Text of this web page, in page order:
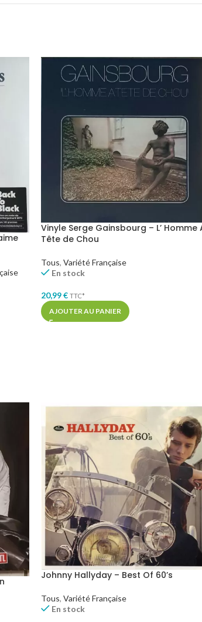
Vinyle Serge Gainsbourg – L’ Homme
Tête de Chou
Tous, Variété Française
En stock
20,99€ TTC*
AJOUTER AU PANIER
Johnny Hallyday – Best Of 60’s
Tous, Variété Française
En stock